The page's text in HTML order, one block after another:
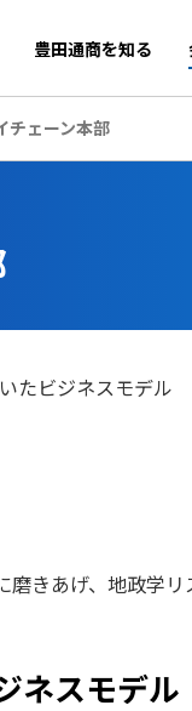
豊田通商を知る
チェーン本部
たビジネスモデル
きあげ、地政学
ネスモデル